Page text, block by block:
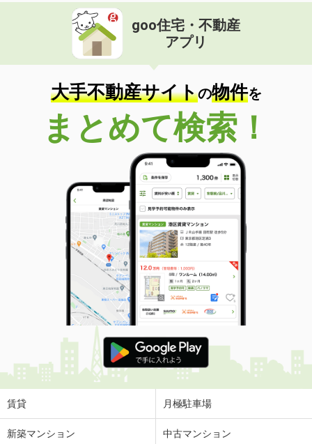
goo住宅・不動産
アプリ
大手不動産サイトの物件を
まとめて検索！
賃貸 月極駐車場
新築マンション 中古マンション